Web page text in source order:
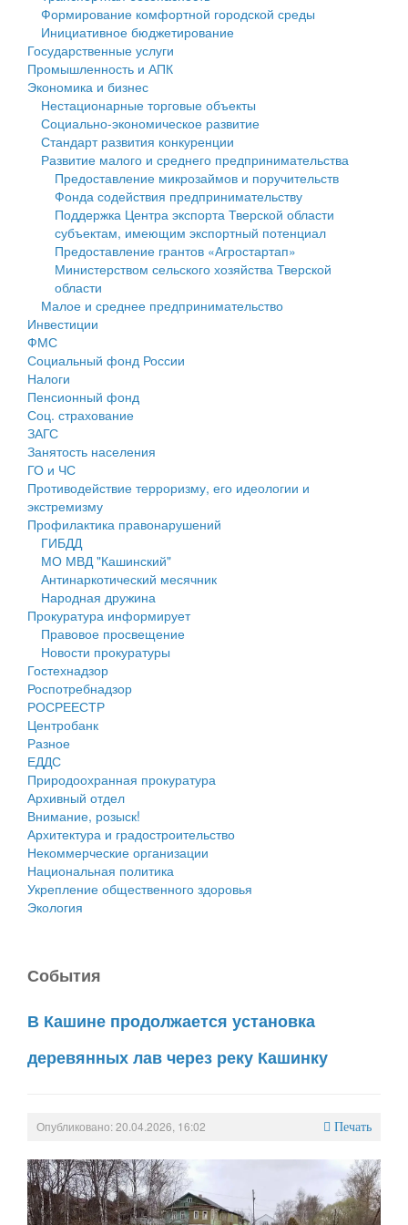
Государственные услуги
Промышленность и АПК
Экономика и бизнес
Символика
Устав
Гостям округа
Туризм
Культура
Образование
Здравоохранение
Социальная защита
Фотоальбом
муниципального округа Тверской области
Администрация Кашинского муниципального округа
Тверской области
Управление сельскими территориями
Открытые данные
Работа с обращениями граждан
Муниципальный контроль
Муниципальные услуги
Проекты административных регламентов
Антимонопольный комплаенс
Противодействие коррупции
Финансовое управление
Бюджет для граждан
Имущество
Выявление правообладателей ранее учтенных
объектов недвижимости
Имущественная поддержка субъектов малого и
среднего предпринимательства
Информационная поддержка субъектов малого и
среднего предпринимательства
Муниципальные программы
Контрольно-счетная палата
Персональные данные
Оценка регулирующего воздействия
Деятельность МУ
Нормативы градостроительного проектирования
Правила землепользования и застройки
Генеральные планы
Проекты планировки территории
Собрание депутатов
Городское поселение
Сельские поселения
Формирование комфортной городской среды
Инициативное бюджетирование
Государственные услуги
Промышленность и АПК
Экономика и бизнес
Нестационарные торговые объекты
Социально-экономическое развитие
Стандарт развития конкуренции
Развитие малого и среднего предпринимательства
Предоставление микрозаймов и поручительств
Фонда содействия предпринимательству
Поддержка Центра экспорта Тверской области
субъектам, имеющим экспортный потенциал
Предоставление грантов «Агростартап»
Министерством сельского хозяйства Тверской
области
Малое и среднее предпринимательство
Инвестиции
ФМС
Социальный фонд России
Налоги
Пенсионный фонд
Соц. страхование
ЗАГС
Занятость населения
ГО и ЧС
Противодействие терроризму, его идеологии и
экстремизму
Профилактика правонарушений
ГИБДД
МО МВД "Кашинский"
Антинаркотический месячник
Народная дружина
Прокуратура информирует
Правовое просвещение
Новости прокуратуры
Гостехнадзор
Роспотребнадзор
РОСРЕЕСТР
Центробанк
Разное
ЕДДС
Природоохранная прокуратура
Архивный отдел
Внимание, розыск!
Архитектура и градостроительство
Некоммерческие организации
Национальная политика
Укрепление общественного здоровья
Экология
События
В Кашине продолжается установка
деревянных лав через реку Кашинку
Опубликовано: 20.04.2026, 16:02 Печать